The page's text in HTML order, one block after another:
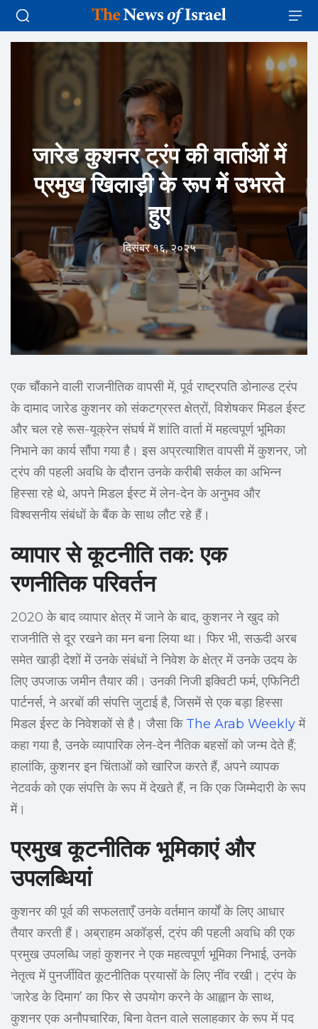
जारेड कुशनर ट्रंप की वार्ताओं में
प्रमुख खिलाड़ी के रूप में उभरते
हुए
दिसंबर १६, २०२५
एक चौंकाने वाली राजनीतिक वापसी में, पूर्व राष्ट्रपति डोनाल्ड ट्रंप
के दामाद जारेड कुशनर को संकटग्रस्त क्षेत्रों, विशेषकर मिडल ईस्ट
और चल रहे रूस-यूक्रेन संघर्ष में शांति वार्ता में महत्वपूर्ण भूमिका
निभाने का कार्य सौंपा गया है। इस अप्रत्याशित वापसी में कुशनर, जो
ट्रंप की पहली अवधि के दौरान उनके करीबी सर्कल का अभिन्न
हिस्सा रहे थे, अपने मिडल ईस्ट में लेन-देन के अनुभव और
विश्वसनीय संबंधों के बैंक के साथ लौट रहे हैं।
व्यापार से कूटनीति तक: एक
रणनीतिक परिवर्तन
2020 के बाद व्यापार क्षेत्र में जाने के बाद, कुशनर ने खुद को
राजनीति से दूर रखने का मन बना लिया था। फिर भी, सऊदी अरब
समेत खाड़ी देशों में उनके संबंधों ने निवेश के क्षेत्र में उनके उदय के
लिए उपजाऊ जमीन तैयार की। उनकी निजी इक्विटी फर्म, एफिनिटी
पार्टनर्स, ने अरबों की संपत्ति जुटाई है, जिसमें से एक बड़ा हिस्सा
मिडल ईस्ट के निवेशकों से है। जैसा कि The Arab Weeklyमें
कहा गया है, उनके व्यापारिक लेन-देन नैतिक बहसों को जन्म देते हैं;
हालांकि, कुशनर इन चिंताओं को खारिज करते हैं, अपने व्यापक
नेटवर्क को एक संपत्ति के रूप में देखते हैं, न कि एक जिम्मेदारी के रूप
में।
प्रमुख कूटनीतिक भूमिकाएं और
उपलब्धियां
कुशनर की पूर्व की सफलताएँ उनके वर्तमान कार्यों के लिए आधार
तैयार करती हैं। अब्राहम अकॉर्ड्स, ट्रंप की पहली अवधि की एक
प्रमुख उपलब्धि जहां कुशनर ने एक महत्वपूर्ण भूमिका निभाई, उनके
नेतृत्व में पुनर्जीवित कूटनीतिक प्रयासों के लिए नींव रखी। ट्रंप के
‘जारेड के दिमाग’ का फिर से उपयोग करने के आह्वान के साथ,
कुशनर एक अनौपचारिक, बिना वेतन वाले सलाहकार के रूप में पद